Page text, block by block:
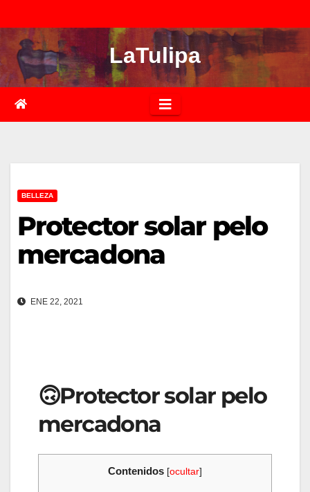
al
contenido
LaTulipa
BELLEZA
Protector solar pelo
mercadona
ENE 22, 2021
🙃Protector solar pelo
mercadona
Contenidos [ocultar]